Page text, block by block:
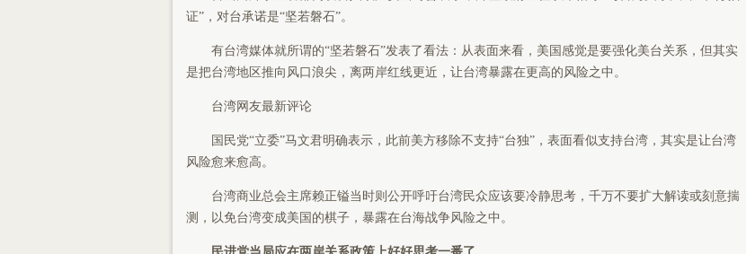
证”，对台承诺是“坚若磐石”。
有台湾媒体就所谓的“坚若磐石”发表了看法：从表面来看，美国感觉是要强化美台关系，但其实
是把台湾地区推向风口浪尖，离两岸红线更近，让台湾暴露在更高的风险之中。
台湾网友最新评论
国民党“立委”马文君明确表示，此前美方移除不支持“台独”，表面看似支持台湾，其实是让台湾
风险愈来愈高。
台湾商业总会主席赖正镒当时则公开呼吁台湾民众应该要冷静思考，千万不要扩大解读或刻意揣
测，以免台湾变成美国的棋子，暴露在台海战争风险之中。